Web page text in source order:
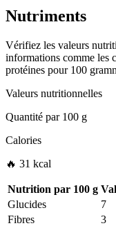
Nutriments
Vérifiez les valeurs
informations comme les
protéines pour 100
Valeurs nutritionnelles
Quantité par100 g
Calories
🔥 31 kcal
Nutrition par 100 g
Glucides
7
Fibres
3